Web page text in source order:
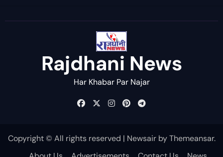
Rajdhani News
Har Khabar Par Najar
Copyright © All rights reserved | NewsairbyThemeansar.